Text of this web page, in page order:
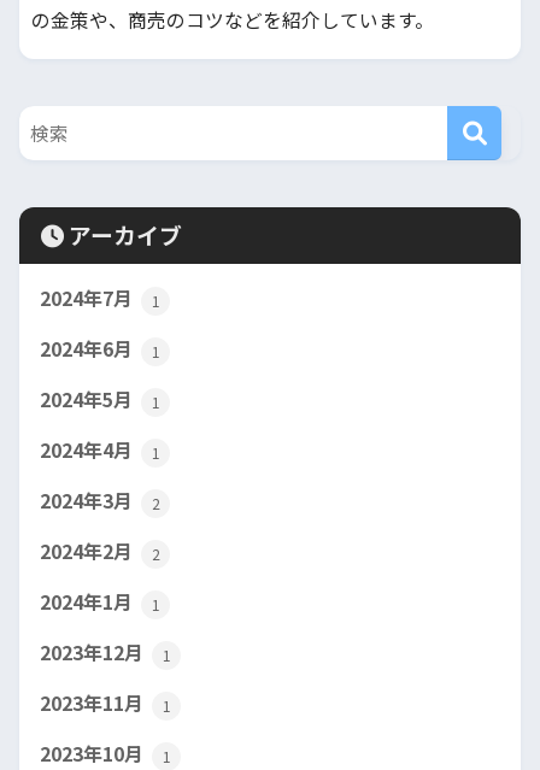
の金策や、商売のコツなどを紹介しています。
アーカイブ
2024年7月 1
2024年6月 1
2024年5月 1
2024年4月 1
2024年3月 2
2024年2月 2
2024年1月 1
2023年12月 1
2023年11月 1
2023年10月 1